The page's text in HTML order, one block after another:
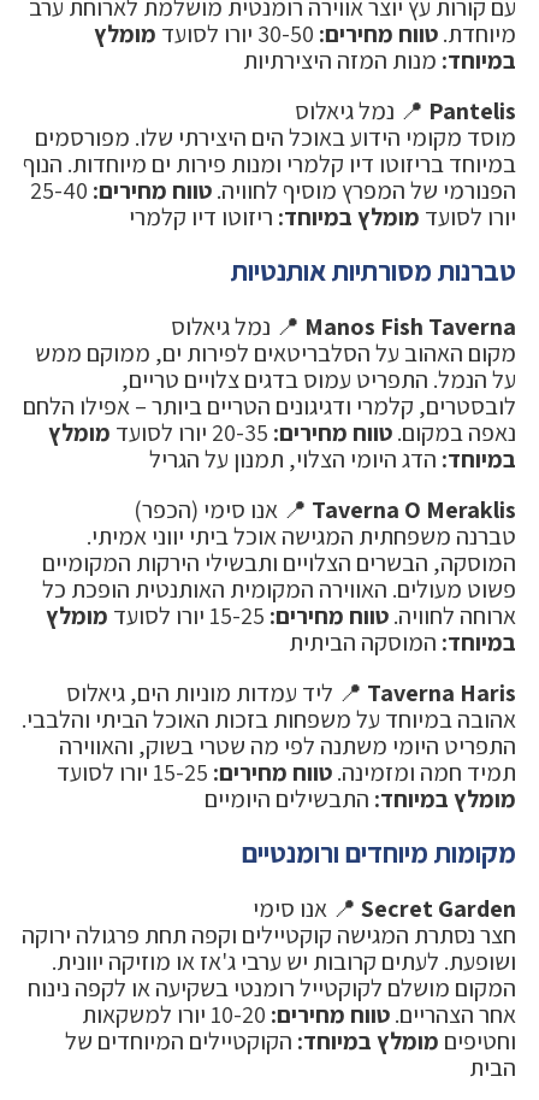
עם קורות עץ יוצר אווירה רומנטית מושלמת לארוחת ערב
מיוחדת.טווח מחירים:
מומלץ
במיוחד: מנות המזה היצירתיות
Pantelis 📍 נמל גיאלוס
מוסד מקומי הידוע באוכל הים היצירתי שלו. מפורסמים
במיוחד בריזוטו דיו קלמרי ומנות פירות ים מיוחדות. הנוף
הפנורמי של המפרץ מוסיף לחוויה.טווח מחירים: 25-40
יורו לסועד מומלץ במיוחד: ריזוטו דיו קלמרי
טברנות מסורתיות אותנטיות
Manos Fish Taverna 📍 נמל גיאלוס
מקום האהוב על הסלבריטאים לפירות ים, ממוקם ממש
על הנמל. התפריט עמוס בדגים צלויים טריים,
לובסטרים, קלמרי ודגיגונים הטריים ביותר – אפילו הלחם
נאפה במקום.טווח מחירים:
מומלץ
במיוחד: הדג היומי הצלוי, תמנון על הגריל
Taverna O Meraklis 📍 אנו סימי (הכפר)
טברנה משפחתית המגישה אוכל ביתי יווני אמיתי.
המוסקה, הבשרים הצלויים ותבשילי הירקות המקומיים
פשוט מעולים. האווירה המקומית האותנטית הופכת כל
ארוחה לחוויה.טווח מחירים:
מומלץ
במיוחד: המוסקה הביתית
Taverna Haris 📍 ליד עמדות מוניות הים, גיאלוס
אהובה במיוחד על משפחות בזכות האוכל הביתי והלבבי.
התפריט היומי משתנה לפי מה שטרי בשוק, והאווירה
תמיד חמה ומזמינה.טווח מחירים:
מומלץ במיוחד: התבשילים היומיים
מקומות מיוחדים ורומנטיים
Secret Garden 📍 אנו סימי
חצר נסתרת המגישה קוקטיילים וקפה תחת פרגולה ירוקה
ושופעת. לעתים קרובות יש ערבי ג'אז או מוזיקה יוונית.
המקום מושלם לקוקטייל רומנטי בשקיעה או לקפה נינוח
אחר הצהריים.טווח מחירים:
10-20 יורו למשקאות
וחטיפים מומלץ במיוחד: הקוקטיילים המיוחדים של
הבית